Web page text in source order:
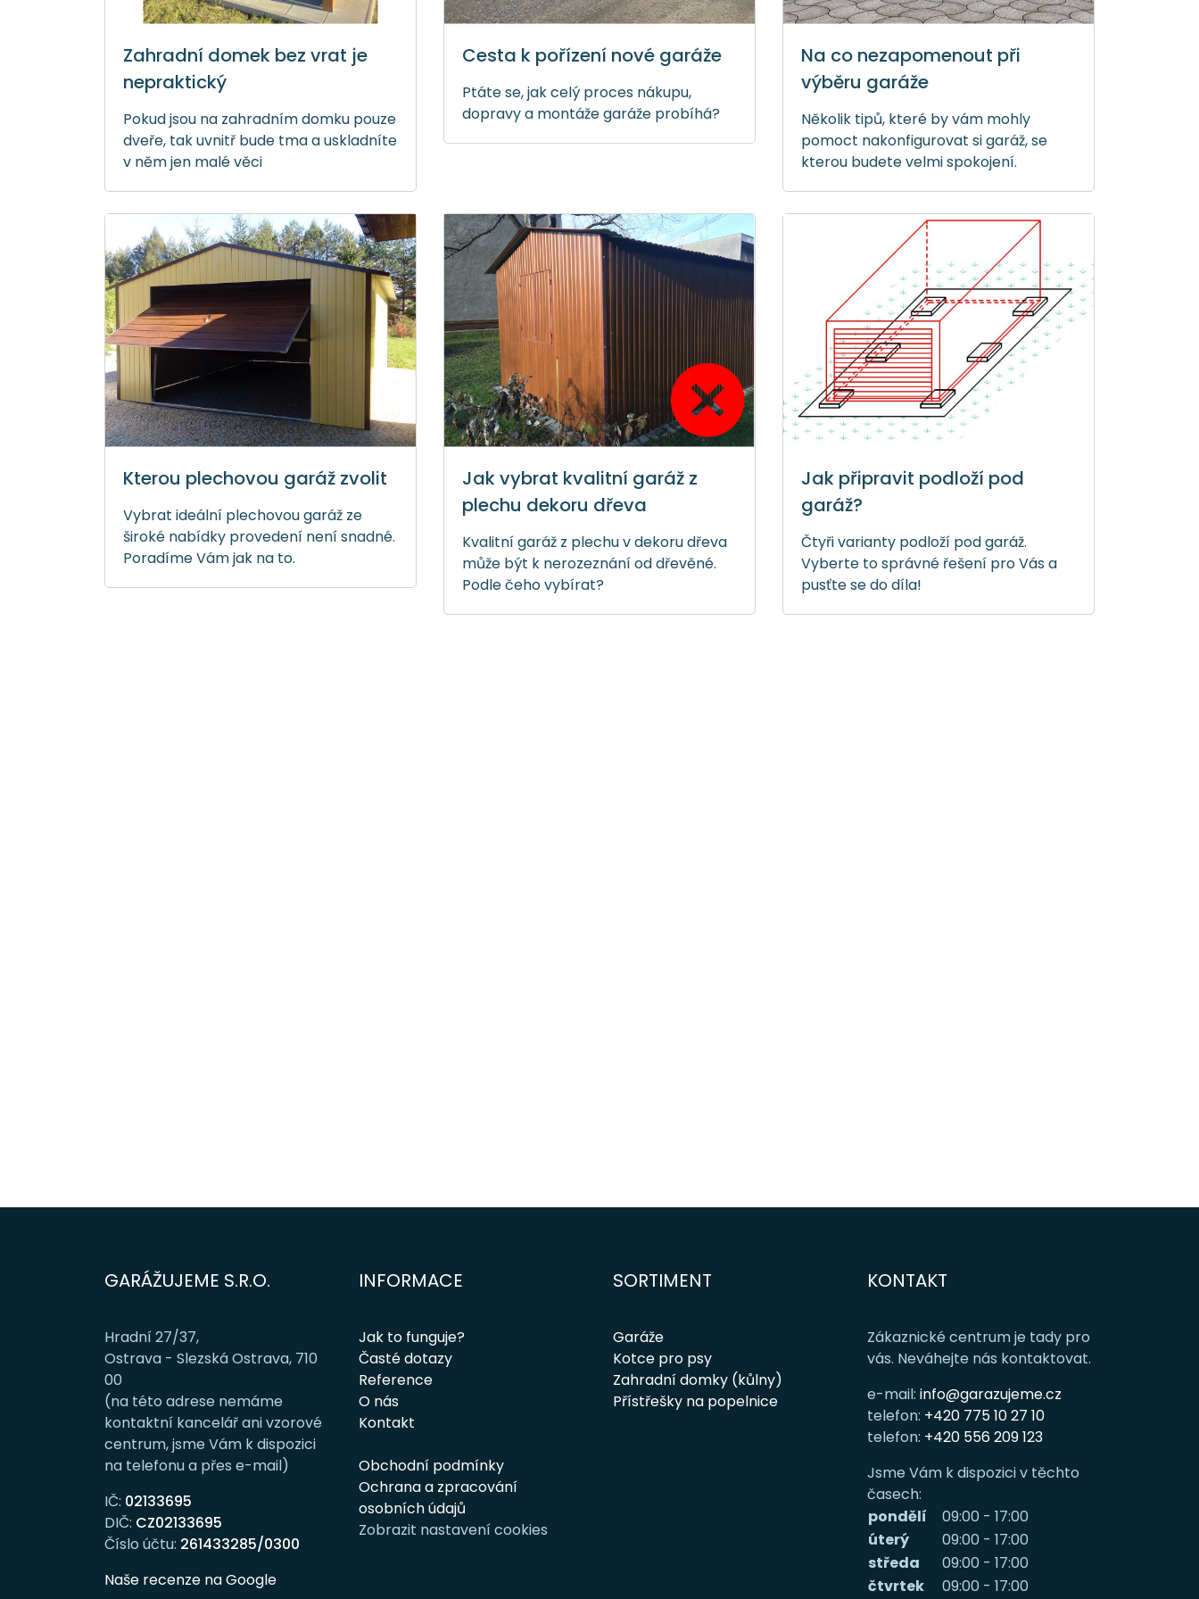
Zahradní domek bez vrat je
nepraktický
Pokud jsou na zahradním domku pouze
dveře, tak uvnitř bude tma a uskladníte
v něm jen malé věci
Cesta k pořízení nové garáže
Ptáte se, jak celý proces nákupu,
dopravy a montáže garáže probíhá?
Na co nezapomenout při
výběru garáže
Několik tipů, které by vám mohly
pomoct nakonfigurovat si garáž, se
kterou budete velmi spokojení.
Kterou plechovou garáž zvolit
Vybrat ideální plechovou garáž ze
široké nabídky provedení není snadné.
Poradíme Vám jak na to.
Jak vybrat kvalitní garáž z
plechu dekoru dřeva
Kvalitní garáž z plechu v dekoru dřeva
může být k nerozeznání od dřevěné.
Podle čeho vybírat?
Jak připravit podloží pod
garáž?
Čtyři varianty podloží pod garáž.
Vyberte to správné řešení pro Vás a
pusťte se do díla!
GARÁŽUJEME S.R.O.
Hradní 27/37,
Ostrava - Slezská Ostrava, 710
00
(na této adrese nemáme
kontaktní kancelář ani vzorové
centrum, jsme Vám k dispozici
na telefonu a přes e-mail)
IČ: 02133695
DIČ: CZ02133695
Číslo účtu: 261433285/0300
Naše recenze na Google
INFORMACE
Jak to funguje?
Časté dotazy
Reference
O nás
Kontakt
Obchodní podmínky
Ochrana a zpracování
osobních údajů
Zobrazit nastavení cookies
SORTIMENT
Garáže
Kotce pro psy
Zahradní domky (kůlny)
Přístřešky na popelnice
KONTAKT
Zákaznické centrum je tady pro
vás. Neváhejte nás kontaktovat.
e-mail: info@garazujeme.cz
telefon: +420 775 10 27 10
telefon: +420 556 209 123
Jsme Vám k dispozici v těchto
časech:
pondělí
09:00 - 17:00
úterý
09:00 - 17:00
středa
09:00 - 17:00
čtvrtek
09:00 - 17:00